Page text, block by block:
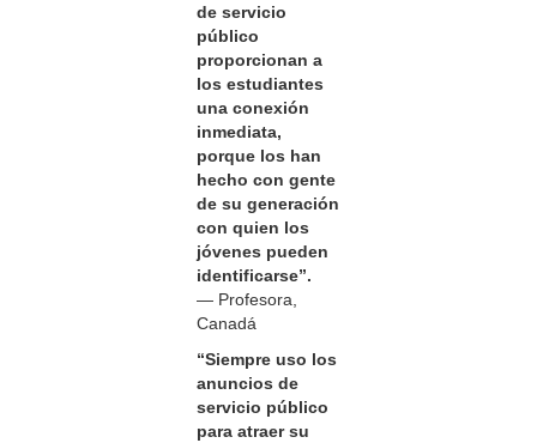
de servicio
público
proporcionan a
los estudiantes
una conexión
inmediata,
porque los han
hecho con gente
de su generación
con quien los
jóvenes pueden
identificarse”.
— Profesora,
Canadá
“Siempre uso los
anuncios de
servicio público
para atraer su